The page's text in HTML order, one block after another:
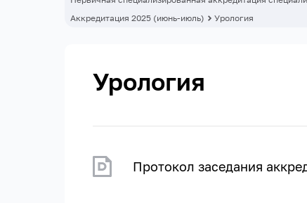
Аккредитация 2025 (июнь-июль)
Урология
Урология
Протокол заседания